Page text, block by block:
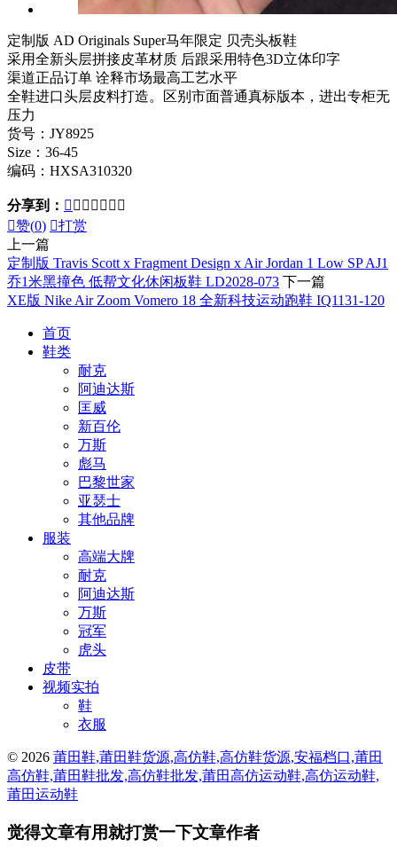
定制版 AD Originals Super马年限定 贝壳头板鞋
采用全新头层拼接皮革材质 后跟采用特色3D立体印字
渠道正品订单 诠释市场最高工艺水平
全鞋进口头层皮料打造。区别市面普通真标版本，进出专柜无
压力
货号：JY8925
Size：36-45
编码：HXSA310320
分享到：       
赞(0) 打赏
上一篇
定制版 Travis Scott x Fragment Design x Air Jordan 1 Low SP AJ1
乔1米黑撞色 低帮文化休闲板鞋 LD2028-073 下一篇
XE版 Nike Air Zoom Vomero 18 全新科技运动跑鞋 IQ1131-120
首页
鞋类
耐克
阿迪达斯
匡威
新百伦
万斯
彪马
巴黎世家
亚瑟士
其他品牌
服装
高端大牌
耐克
阿迪达斯
万斯
冠军
虎头
皮带
视频实拍
鞋
衣服
© 2026 莆田鞋,莆田鞋货源,高仿鞋,高仿鞋货源,安福档口,莆田
高仿鞋,莆田鞋批发,高仿鞋批发,莆田高仿运动鞋,高仿运动鞋,
莆田运动鞋
觉得文章有用就打赏一下文章作者